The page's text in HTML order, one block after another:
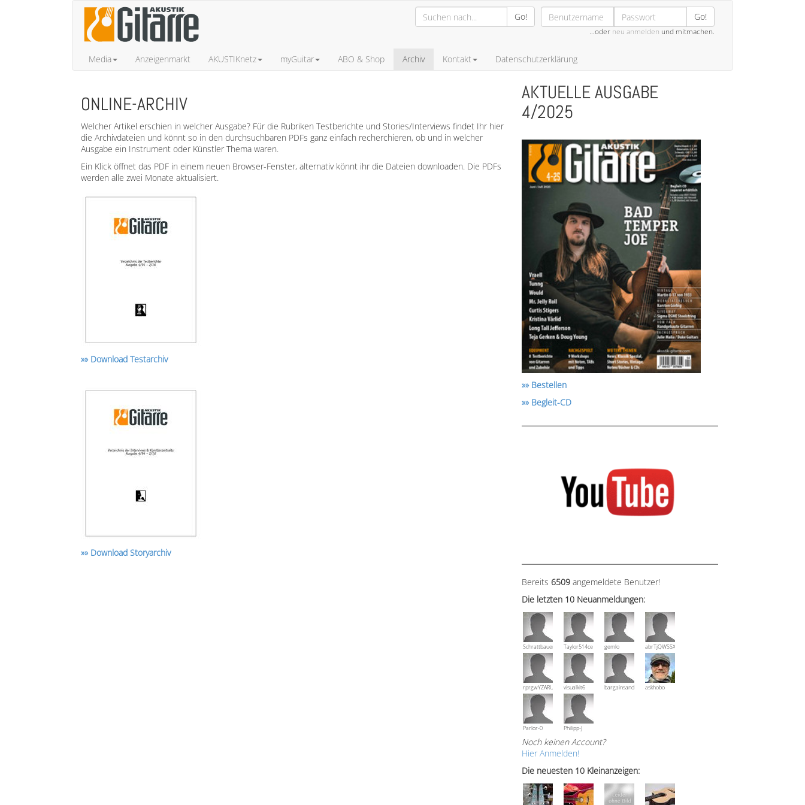
Go! Go!
…oder neu anmelden und mitmachen.
Media Anzeigenmarkt AKUSTIKnetz myGuitar ABO & Shop Archiv Kontakt Datenschutzerklärung
ONLINE-ARCHIV
Welcher Artikel erschien in welcher Ausgabe? Für die Rubriken Testberichte und Stories/Interviews findet Ihr hier
die Archivdateien und könnt so in den durchsuchbaren PDFs ganz einfach recherchieren, ob und in welcher
Ausgabe ein Instrument oder Künstler Thema waren.
Ein Klick öffnet das PDF in einem neuen Browser-Fenster, alternativ könnt ihr die Dateien downloaden. Die PDFs
werden alle zwei Monate aktualisiert.
»» Download Testarchiv
»» Download Storyarchiv
AKTUELLE AUSGABE
4/2025
»» Bestellen
»» Begleit-CD
Bereits 6509 angemeldete Benutzer!
Die letzten 10 Neuanmeldungen:
Schrattbauer Taylor514ce gemlo abrTjQWSSXuVznPolE
rprgwYZARUTZQyCWESpD
visualkit6 bargainsandmoreaskhobo
Parlor-0 Philipp-J
Noch keinen Account?
Hier Anmelden!
Die neuesten 10 Kleinanzeigen: